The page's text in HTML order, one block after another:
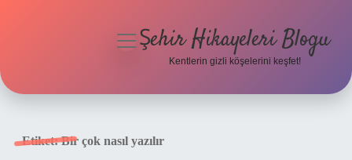
menüyüŞehir Hikayeleri Blogu
Kentlerin gizli köşelerini keşfet!
Etiket:Bir çok nasıl yazılır